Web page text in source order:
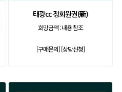
태광cc 정회원권(新)
희망금액 :내용 참조
[구매문의][상담신청]